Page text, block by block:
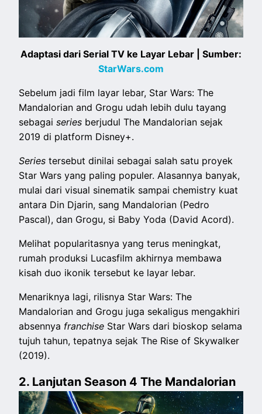
Adaptasi dari Serial TV ke Layar Lebar | Sumber:
StarWars.com
Sebelum jadi film layar lebar, Star Wars: The
Mandalorian and Grogu udah lebih dulu tayang
sebagaiseries berjudul The Mandalorian sejak
2019 di platform Disney+.
Seriestersebut dinilai sebagai salah satu proyek
Star Wars yang paling populer. Alasannya banyak,
mulai dari visual sinematik sampai chemistry kuat
antara Din Djarin, sang Mandalorian (Pedro
Pascal), dan Grogu, si Baby Yoda (David Acord).
Melihat popularitasnya yang terus meningkat,
rumah produksi Lucasfilm akhirnya membawa
kisah duo ikonik tersebut ke layar lebar.
Menariknya lagi, rilisnya Star Wars: The
Mandalorian and Grogu juga sekaligus mengakhiri
absennya franchise Star Wars dari bioskop selama
tujuh tahun, tepatnya sejak The Rise of Skywalker
(2019).
2. Lanjutan Season 4 The Mandalorian